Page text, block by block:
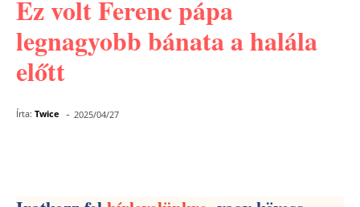
Ez volt Ferenc pápa
legnagyobb bánata a halála
előtt
Írta: Twice - 2025/04/27